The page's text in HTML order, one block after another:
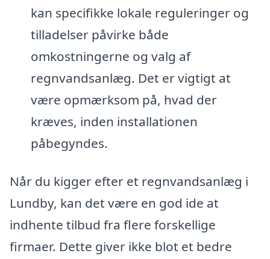
kan specifikke lokale reguleringer og
tilladelser påvirke både
omkostningerne og valg af
regnvandsanlæg. Det er vigtigt at
være opmærksom på, hvad der
kræves, inden installationen
påbegyndes.
Når du kigger efter et regnvandsanlæg i
Lundby, kan det være en god ide at
indhente tilbud fra flere forskellige
firmaer. Dette giver ikke blot et bedre